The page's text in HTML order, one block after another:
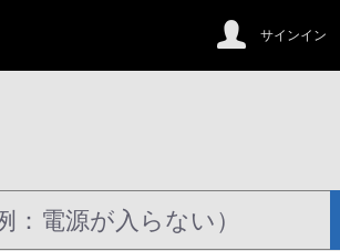
サインイン